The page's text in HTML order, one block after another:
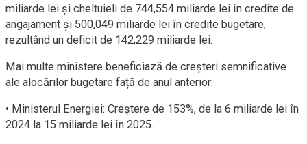
miliarde lei și cheltuieli de 744,554 miliarde lei în credite de
angajament și 500,049 miliarde lei în credite bugetare,
rezultând un deficit de 142,229 miliarde lei.
Mai multe ministere beneficiază de creșteri semnificative
ale alocărilor bugetare față de anul anterior:
• Ministerul Energiei: Creștere de 153%, de la 6 miliarde lei în
2024 la 15 miliarde lei în 2025.